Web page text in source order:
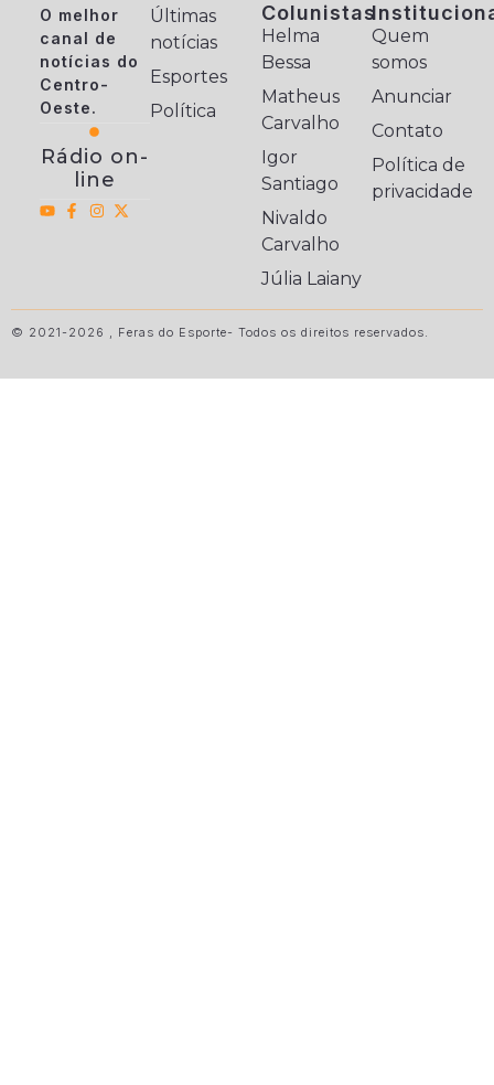
O melhor
canal de
notícias do
Centro-
Oeste.
Rádio on-
line
Últimas
notícias
Esportes
Política
Colunistas
Helma
Bessa
Matheus
Carvalho
Igor
Santiago
Nivaldo
Carvalho
Júlia Laiany
Quem
somos
Anunciar
Contato
Política de
privacidade
© 2021-2026 , Feras do Esporte- Todos os direitos reservados.